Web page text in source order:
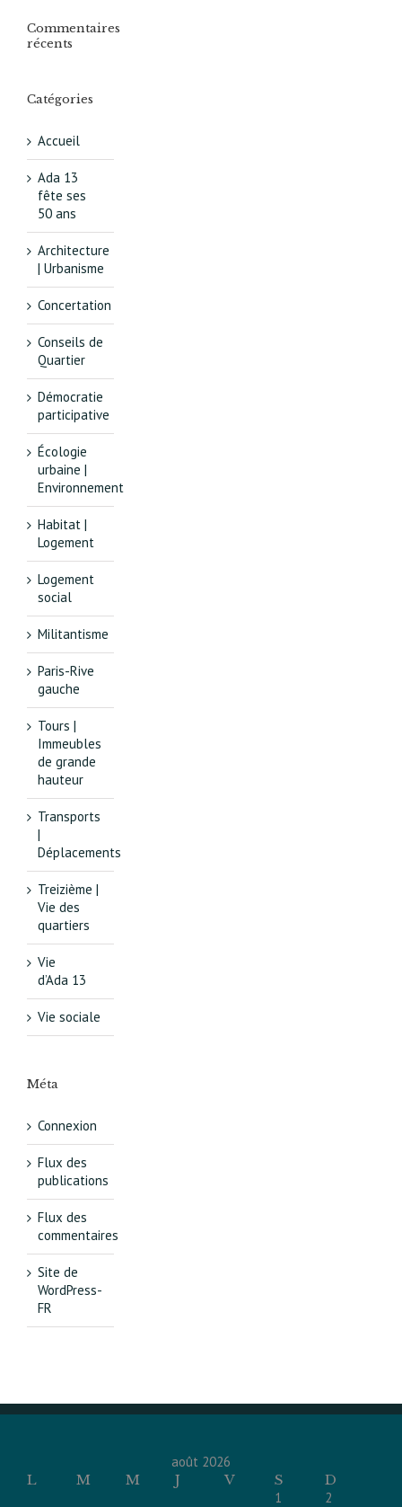
Commentaires
récents
Catégories
Accueil
Ada 13
fête ses
50 ans
Architecture
| Urbanisme
Concertation
Conseils de
Quartier
Démocratie
participative
Écologie
urbaine |
Environnement
Habitat |
Logement
Logement
social
Militantisme
Paris-Rive
gauche
Tours |
Immeubles
de grande
hauteur
Transports
|
Déplacements
Treizième |
Vie des
quartiers
Vie
d’Ada 13
Vie sociale
Méta
Connexion
Flux des
publications
Flux des
commentaires
Site de
WordPress-
FR
août 2026
L
M M J V S
D
1
2